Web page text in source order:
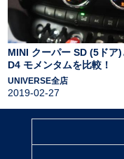
MINI クーパー SD (5ドア
D4 モメンタムを比較！
UNIVERSE全店
2019-02-27